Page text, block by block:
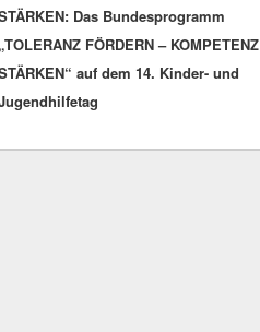
Das Bundesprogramm
„TOLERANZ FÖRDERN – KOMPETENZ
auf dem 14. Kinder- und